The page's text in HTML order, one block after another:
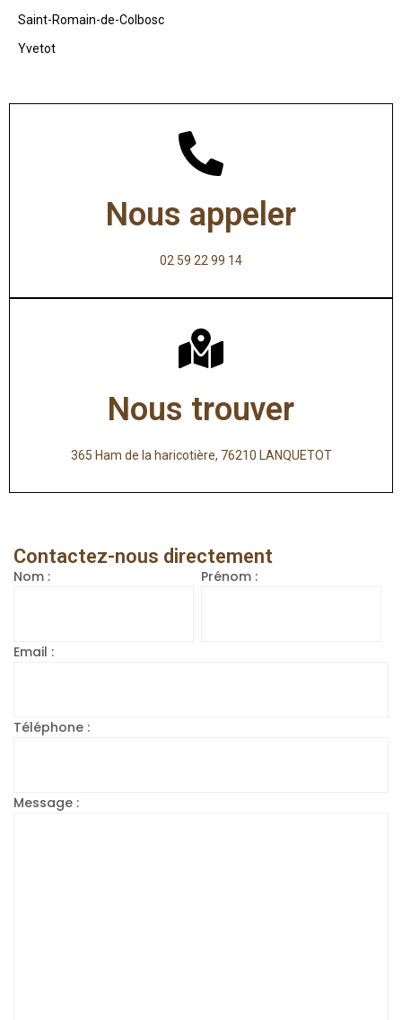
Saint-Romain-de-Colbosc
Yvetot
Nous appeler
02 59 22 99 14
Nous trouver
365 Ham de la haricotière, 76210 LANQUETOT
Contactez-nous directement
Nom : Prénom :
Email :
Téléphone :
Message :